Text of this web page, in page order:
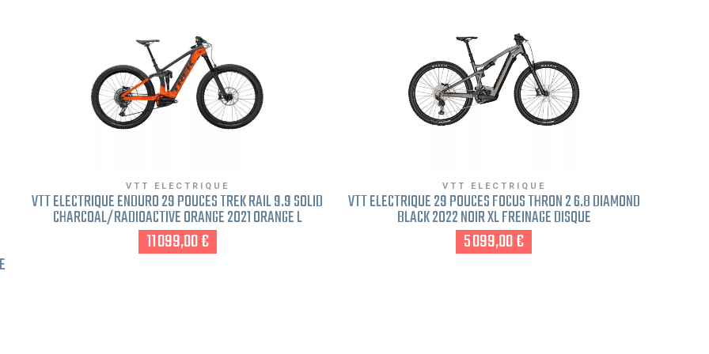
VTT ELECTRIQUE
VTT ÉLECTRIQUE ENDURO 29 POUCES TREK RAIL 9.9 SOLID
CHARCOAL/RADIOACTIVE ORANGE 2021 ORANGE L
FREINAGE DISQUE
11 099,00 €
VTT ELECTRIQUE
VTT ÉLECTRIQUE 29 POUCES FOCUS THRON 2 6.8 DIAMOND
BLACK 2022 NOIR XL FREINAGE DISQUE
5 099,00 €